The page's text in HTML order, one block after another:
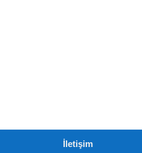
İletişim